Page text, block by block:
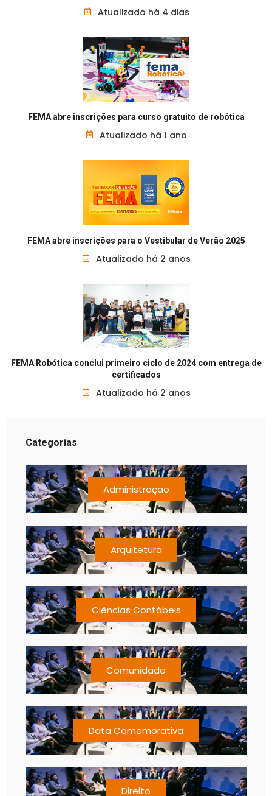
Atualizado há 4 dias
FEMA abre inscrições para curso gratuito de robótica
Atualizado há 1 ano
FEMA abre inscrições para o Vestibular de Verão 2025
Atualizado há 2 anos
FEMA Robótica conclui primeiro ciclo de 2024 com entrega de
certificados
Atualizado há 2 anos
Categorias
Administração
Arquitetura
Ciências Contábeis
Comunidade
Data Comemorativa
Direito